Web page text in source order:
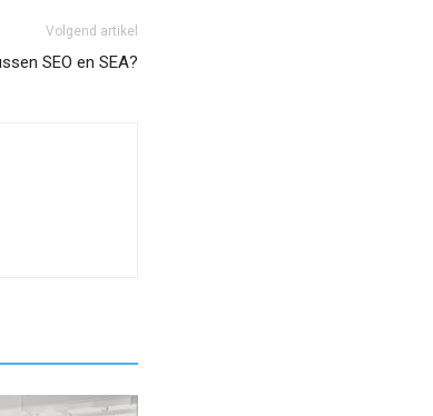
Volgend artikel
SEO en SEA?